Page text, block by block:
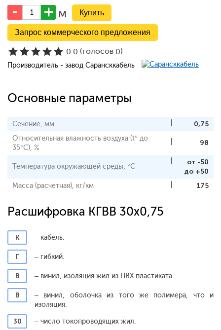
м
Запрос коммерческого предложения
0.0 (голосов 0)
Производитель - завод Сарансккабель
Основные параметры
Сечение, мм
0,75
Относительная влажность воздуха (t° до
35°С), %
98
Температура окружающей среды, °С
от -50
до +50
Масса (расчетная), кг/км
175
Расшифровка КГВВ 30x0,75
К – кабель.
Г – гибкий.
В – винил, изоляция жил из ПВХ пластиката.
В
– винил, оболочка из того же полимера, что и
изоляция.
30
– число токопроводящих жил.